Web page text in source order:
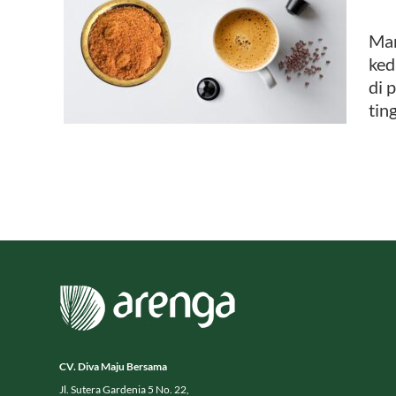
di
CV. Diva Maju Bersama
Jl. Sutera Gardenia 5 No. 22,